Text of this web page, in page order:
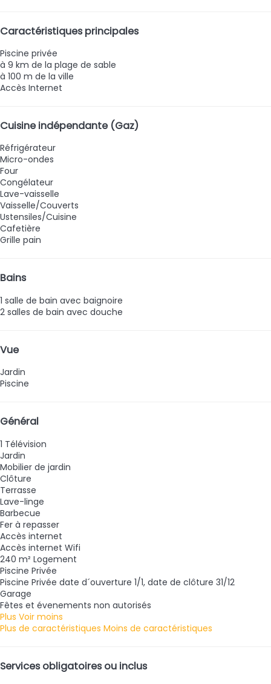
Caractéristiques principales
Piscine privée
à 9 km de la plage de sable
à 100 m de la ville
Accès Internet
Cuisine indépendante (Gaz)
Réfrigérateur
Micro-ondes
Four
Congélateur
Lave-vaisselle
Vaisselle/Couverts
Ustensiles/Cuisine
Cafetière
Grille pain
Bains
1 salle de bain avec baignoire
2 salles de bain avec douche
Vue
Jardin
Piscine
Général
1 Télévision
Jardin
Mobilier de jardin
Clôture
Terrasse
Lave-linge
Barbecue
Fer à repasser
Accès internet
Accès internet Wifi
240 m² Logement
Piscine Privée
Piscine Privée date d´ouverture 1/1, date de clôture 31/12
Garage
Fêtes et évenements non autorisés
Plus Voir moins
Plus de caractéristiques Moins de caractéristiques
Services obligatoires ou inclus